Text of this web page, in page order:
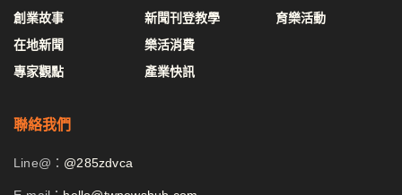
創業故事
在地新聞
專家觀點
新聞刊登教學
樂活消費
產業快訊
育樂活動
聯絡我們
Line@： @285zdvca